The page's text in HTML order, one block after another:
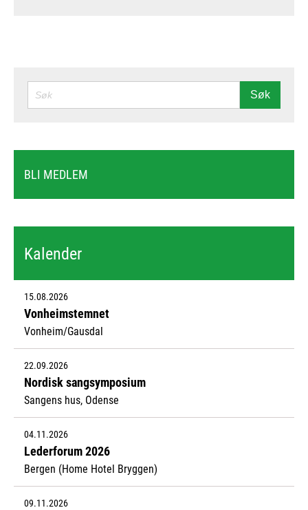
SØK Søk
BLI MEDLEM
Kalender
15.08.2026
Vonheimstemnet
Vonheim/Gausdal
22.09.2026
Nordisk sangsymposium
Sangens hus, Odense
04.11.2026
Lederforum 2026
Bergen (Home Hotel Bryggen)
09.11.2026